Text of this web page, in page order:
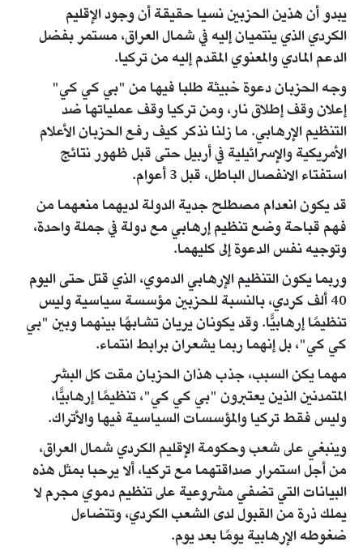
يبدو أن هذين الحزبين نسيا حقيقة أن وجود الإقليم
الكردي الذي ينتميان إليه في شمال العراق، مستمر بفضل
الدعم المادي والمعنوي المقدم إليه من تركيا.
وجه الحزبان دعوة خبيثة طلبا فيها من "بي كي كي"
إعلان وقف إطلاق نار، ومن تركيا وقف عملياتها ضد
التنظيم الإرهابي. ما زلنا نذكر كيف رفع الحزبان الأعلام
الأمريكية والإسرائيلية في أربيل حتى قبل ظهور نتائج
استفتاء الانفصال الباطل، قبل 3 أعوام.
قد يكون انعدام مصطلح جدية الدولة لديهما منعهما من
فهم قباحة وضع تنظيم إرهابي مع دولة في جملة واحدة،
وتوجيه نفس الدعوة إلى كليهما.
وربما يكون التنظيم الإرهابي الدموي، الذي قتل حتى اليوم
40 ألف كردي، بالنسبة للحزبين مؤسسة سياسية وليس
تنظيمًا إرهابيًّا. وقد يكونان يريان تشابهًا بينهما وبين "بي
كي كي"، بل إنهما ربما يشعران برابط انتماء.
مهما يكن السبب، جذب هذان الحزبان مقت كل البشر
المتمدنين الذين يعتبرون "بي كي كي"، تنظيمًا إرهابيًّا،
وليس فقط تركيا والمؤسسات السياسية فيها والأتراك.
وينبغي على شعب وحكومة الإقليم الكردي شمال العراق،
من أجل استمرار صداقتهما مع تركيا، ألا يرحبا بمثل هذه
البيانات التي تضفي مشروعية على تنظيم دموي مجرم لا
يملك ذرة من القبول لدى الشعب الكردي، وتتضاءل
ضغوطه الإرهابية يومًا بعد يوم.